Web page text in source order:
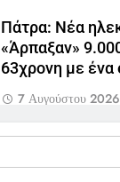
Πάτρα: Νέα
«Άρπαξαν»
63χρονη με ένα
7 Αυγούστου 2026
Ι.Χ. καρφώθηκε
τρέιλερ τα